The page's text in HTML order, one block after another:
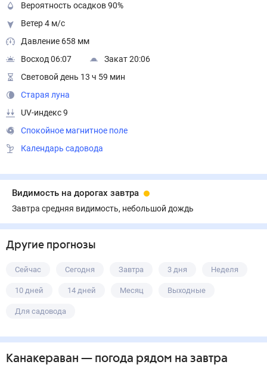
Вероятность осадков 90%
Ветер 4 м/с
Давление 658 мм
Восход 06:07
Закат 20:06
Световой день 13 ч 59 мин
Старая луна
UV-индекс 9
Спокойное магнитное поле
Календарь садовода
Видимость на дорогах завтра
Завтра средняя видимость, небольшой дождь
Другие прогнозы
Сейчас Сегодня Завтра 3 дня Неделя
10 дней 14 дней Месяц Выходные
Для садовода
Канакераван — погода рядом на завтра